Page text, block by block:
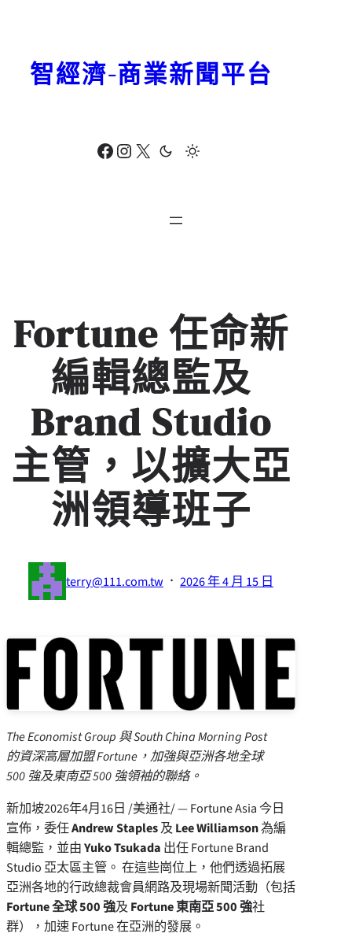
Facebook Instagram X
智經濟-商業新聞平台
Fortune 任命新
編輯總監及
Brand Studio
主管，以擴大亞
洲領導班子
terry@111.com.tw · 2026 年 4 月 15 日
The Economist Group 與 South China Morning Post
的資深高層加盟 Fortune，加強與亞洲各地全球
500 強及東南亞 500 強領袖的聯絡。
新加坡2026年4月16日 /美通社/ — Fortune Asia 今日
宣佈，委任Andrew Staples及Lee Williamson為編
輯總監，並由Yuko Tsukada 出任 Fortune Brand
Studio 亞太區主管。 在這些崗位上，他們透過拓展
亞洲各地的行政總裁會員網路及現場新聞活動（包括
Fortune 全球 500 強及Fortune 東南亞 500 強社
群），加速 Fortune 在亞洲的發展。